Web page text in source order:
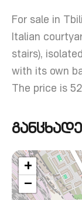
For sale in
Italian
stairs),
with its own
The price is
+
−